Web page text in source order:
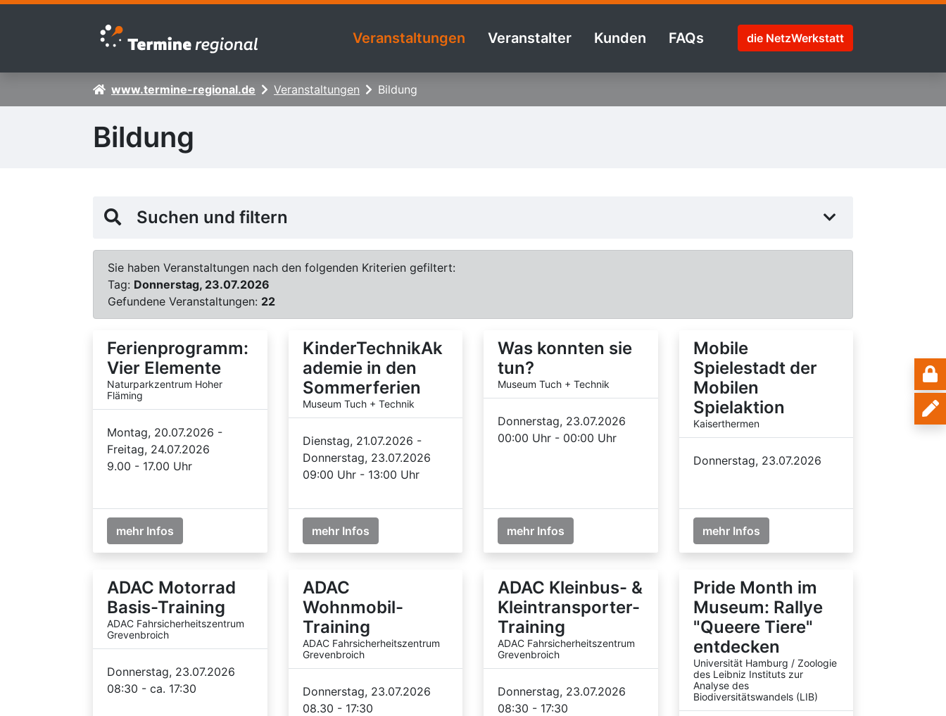
Zur Navigation springen
Zum Inhalt springen
Veranstaltungen Veranstalter Kunden FAQs die NetzWerkstatt
www.termine-regional.de Veranstaltungen Bildung
Bildung
Suchen und filtern
Sie haben Veranstaltungen nach den folgenden Kriterien gefiltert:
Tag: Donnerstag, 23.07.2026
Gefundene Veranstaltungen: 22
Ferienprogramm:
Vier Elemente
Naturparkzentrum Hoher
Fläming
Montag, 20.07.2026 -
Freitag, 24.07.2026
9.00 - 17.00 Uhr
mehr Infos
KinderTechnikAk
ademie in den
Sommerferien
Museum Tuch + Technik
Dienstag, 21.07.2026 -
Donnerstag, 23.07.2026
09:00 Uhr - 13:00 Uhr
mehr Infos
Was konnten sie
tun?
Museum Tuch + Technik
Donnerstag, 23.07.2026
00:00 Uhr - 00:00 Uhr
mehr Infos
Mobile
Spielestadt der
Mobilen
Spielaktion
Kaiserthermen
Donnerstag, 23.07.2026
mehr Infos
ADAC Motorrad
Basis-Training
ADAC Fahrsicherheitszentrum
Grevenbroich
Donnerstag, 23.07.2026
08:30 - ca. 17:30
ADAC
Wohnmobil-
Training
ADAC Fahrsicherheitszentrum
Grevenbroich
Donnerstag, 23.07.2026
08.30 - 17:30
ADAC Kleinbus- &
Kleintransporter-
Training
ADAC Fahrsicherheitszentrum
Grevenbroich
Donnerstag, 23.07.2026
08:30 - 17:30
Pride Month im
Museum: Rallye
"Queere Tiere"
entdecken
Universität Hamburg / Zoologie
des Leibniz Instituts zur
Analyse des
Biodiversitätswandels (LIB)